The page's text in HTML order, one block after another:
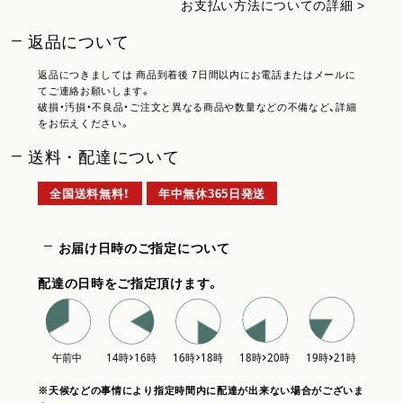
お支払い方法についての詳細 >
返品について
返品につきましては 商品到着後 7日間以内にお電話またはメールに
てご連絡お願いします。
破損・汚損・不良品・ご注文と異なる商品や数量などの不備など、詳細
をお伝えください。
送料・配達について
全国送料無料！ 年中無休365日発送
お届け日時のご指定について
配達の日時をご指定頂けます。
※天候などの事情により指定時間内に配達が出来ない場合がございま